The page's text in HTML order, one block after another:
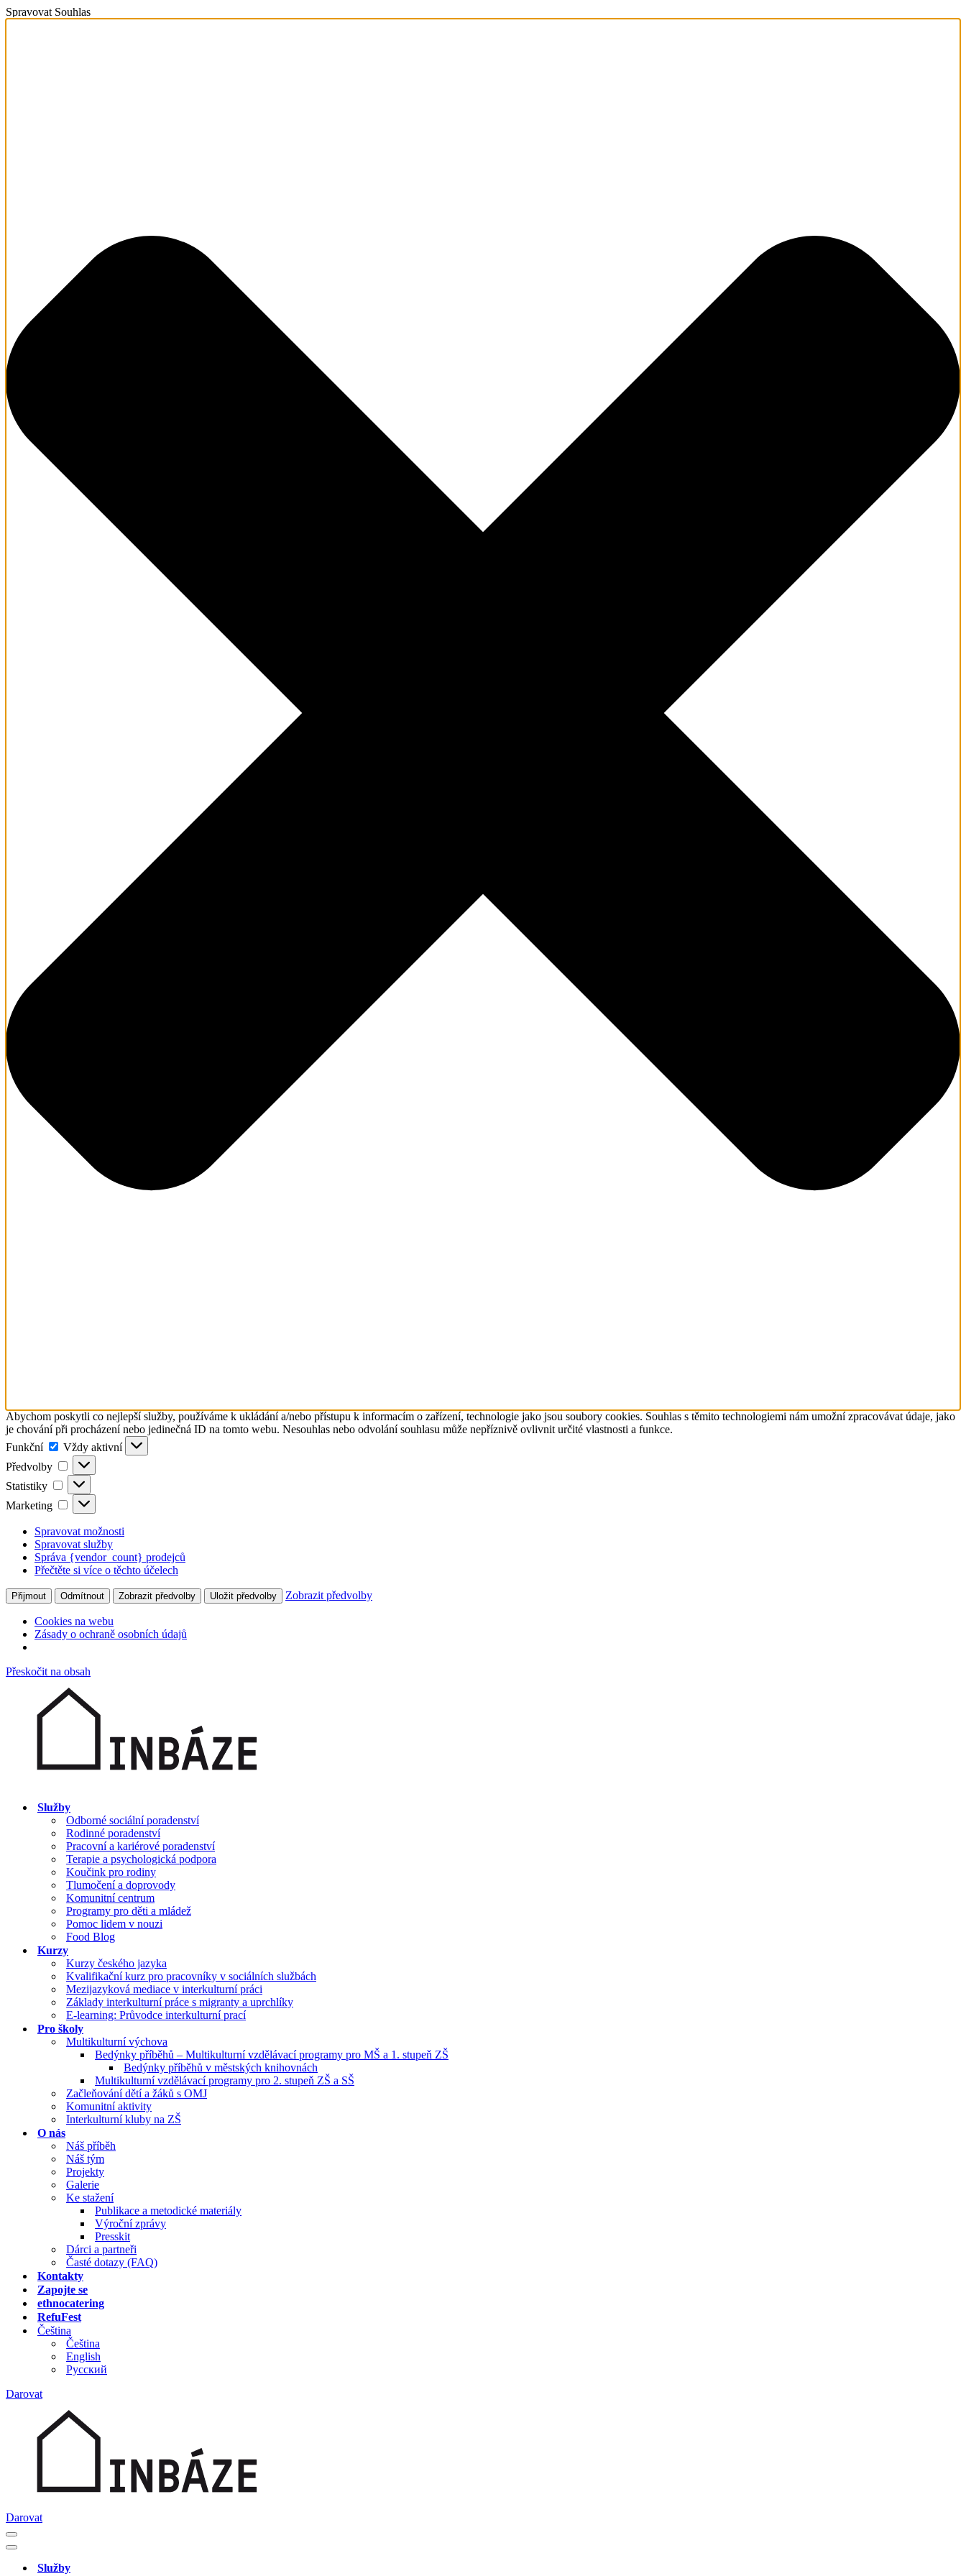
Spravovat Souhlas
Abychom poskytli co nejlepší služby, používáme k ukládání a/nebo přístupu k informacím o zařízení, technologie jako jsou soubory cookies. Souhlas s těmito technologiemi nám umožní zpracovávat údaje, jako
je chování při procházení nebo jedinečná ID na tomto webu. Nesouhlas nebo odvolání souhlasu může nepříznivě ovlivnit určité vlastnosti a funkce.
Funkční
Funkční
Vždy aktivní
Předvolby
Předvolby
Statistiky Statistiky
Marketing Marketing
Spravovat možnosti
Spravovat služby
Správa {vendor_count} prodejců
Přečtěte si více o těchto účelech
Přijmout Odmítnout Zobrazit předvolby Uložit předvolby Zobrazit předvolby
Cookies na webu
Zásady o ochraně osobních údajů
Přeskočit na obsah
Služby
Odborné sociální poradenství
Rodinné poradenství
Pracovní a kariérové poradenství
Terapie a psychologická podpora
Koučink pro rodiny
Tlumočení a doprovody
Komunitní centrum
Programy pro děti a mládež
Pomoc lidem v nouzi
Food Blog
Kurzy
Kurzy českého jazyka
Kvalifikační kurz pro pracovníky v sociálních službách
Mezijazyková mediace v interkulturní práci
Základy interkulturní práce s migranty a uprchlíky
E-learning: Průvodce interkulturní prací
Pro školy
Multikulturní výchova
Bedýnky příběhů – Multikulturní vzdělávací programy pro MŠ a 1. stupeň ZŠ
Bedýnky příběhů v městských knihovnách
Multikulturní vzdělávací programy pro 2. stupeň ZŠ a SŠ
Začleňování dětí a žáků s OMJ
Komunitní aktivity
Interkulturní kluby na ZŠ
O nás
Náš příběh
Náš tým
Projekty
Galerie
Ke stažení
Publikace a metodické materiály
Výroční zprávy
Presskit
Dárci a partneři
Časté dotazy (FAQ)
Kontakty
Zapojte se
ethnocatering
RefuFest
Čeština
Čeština
English
Русский
Darovat
Darovat
Navigační
menu
Navigační
Služby